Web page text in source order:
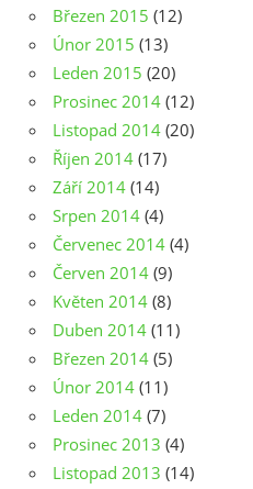
Březen 2015 (12)
Únor 2015 (13)
Leden 2015 (20)
Prosinec 2014 (12)
Listopad 2014 (20)
Říjen 2014 (17)
Září 2014 (14)
Srpen 2014 (4)
Červenec 2014 (4)
Červen 2014 (9)
Květen 2014 (8)
Duben 2014 (11)
Březen 2014 (5)
Únor 2014 (11)
Leden 2014 (7)
Prosinec 2013 (4)
Listopad 2013 (14)